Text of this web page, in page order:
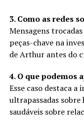
3. Como as redes
Mensagens
peças-chave na
de Arthur antes do
4. O que podemos
Esse caso destaca
ultrapassadas
saudáveis sobre